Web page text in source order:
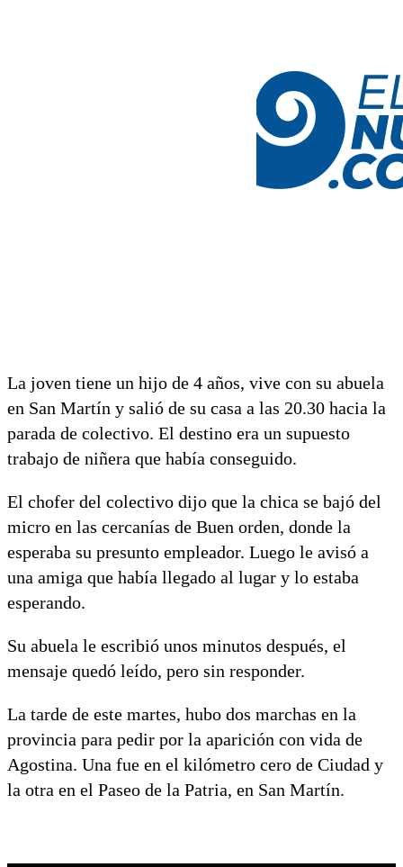
La joven tiene un hijo de 4 años, vive con su abuela
en San Martín y salió de su casa a las 20.30 hacia la
parada de colectivo. El destino era un supuesto
trabajo de niñera que había conseguido.
El chofer del colectivo dijo que la chica se bajó del
micro en las cercanías de Buen orden, donde la
esperaba su presunto empleador. Luego le avisó a
una amiga que había llegado al lugar y lo estaba
esperando.
Su abuela le escribió unos minutos después, el
mensaje quedó leído, pero sin responder.
La tarde de este martes, hubo dos marchas en la
provincia para pedir por la aparición con vida de
Agostina. Una fue en el kilómetro cero de Ciudad y
la otra en el Paseo de la Patria, en San Martín.